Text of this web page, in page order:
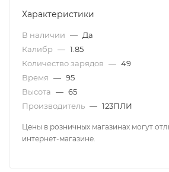
Характеристики
В наличии — Да
Калибр — 1.85
Количество зарядов — 49
Время — 95
Высота — 65
Производитель — 123ПЛИ
Цены в розничных магазинах могут
интернет-магазине.